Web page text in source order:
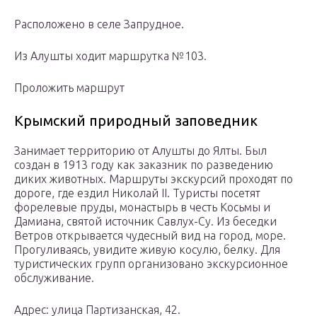
Расположено в селе Запрудное.
Из Алушты ходит маршрутка №103.
Проложить маршрут
Крымский природный заповедник
Занимает территорию от Алушты до Ялты. Был
создан в 1913 году как заказник по разведению
диких животных. Маршруты экскурсий проходят по
дороге, где ездил Николай II. Туристы посетят
форелевые пруды, монастырь в честь Косьмы и
Дамиана, святой источник Савлух-Су. Из беседки
Ветров открывается чудесный вид на город, море.
Прогуливаясь, увидите живую косулю, белку. Для
туристических групп организовано экскурсионное
обслуживание.
Адрес: улица Партизанская, 42.